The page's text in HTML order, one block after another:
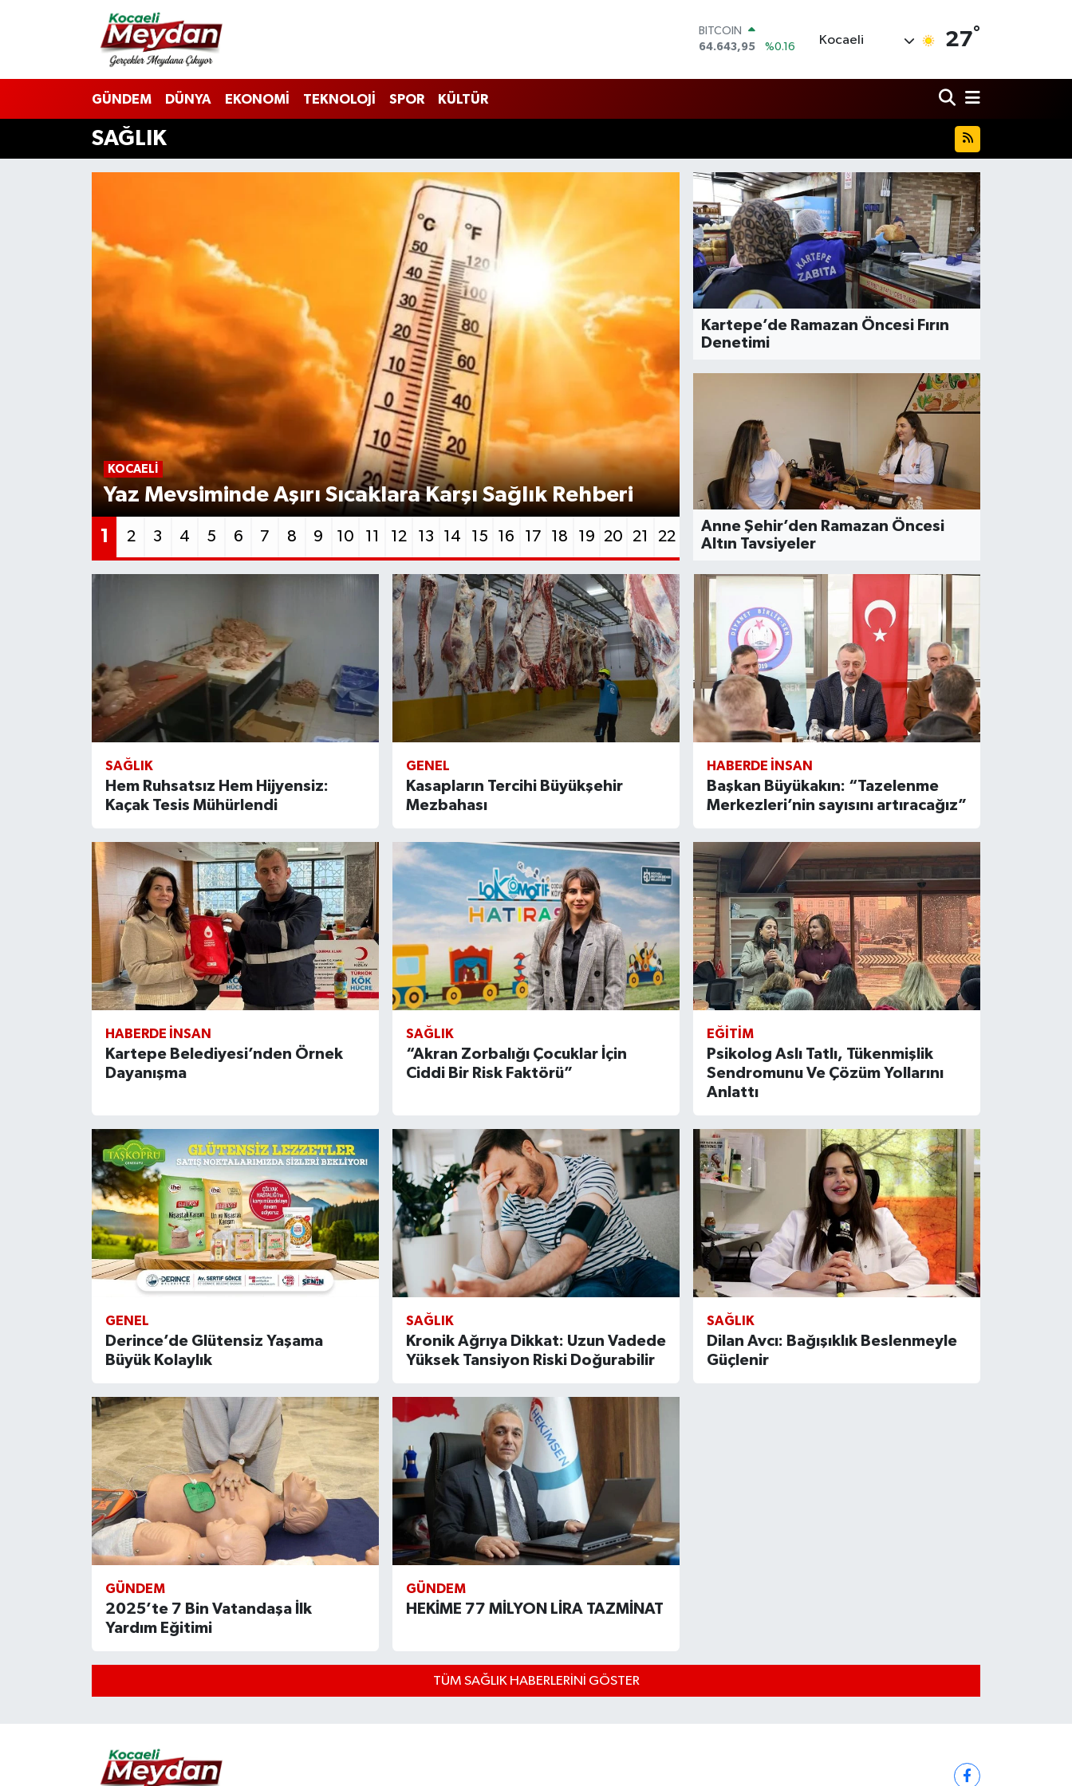
64.643,95
DOLAR
EURO
6513.94
%0.32
BİST100
13.768
%48
Kocaeli 27°
GÜNDEM DÜNYA EKONOMİ TEKNOLOJİ SPOR KÜLTÜR
SAĞLIK
KOCAELI
Yaz Mevsiminde Aşırı Sıcaklara Karşı Sağlık Rehberi
SAĞLIK
Hareket Bilinci Akademisi’nde
1 2 3 4 5 6 7 8 9 10 11 12 13 14 15 16 17 18 19 20 21 22
Kartepe’de Ramazan Öncesi Fırın
Denetimi
Anne Şehir’den Ramazan Öncesi
Altın Tavsiyeler
SAĞLIK
Hem Ruhsatsız Hem Hijyensiz:
Kaçak Tesis Mühürlendi
GENEL
Kasapların Tercihi Büyükşehir
Mezbahası
HABERDE INSAN
Başkan Büyükakın: “Tazelenme
Merkezleri’nin sayısını artıracağız”
HABERDE INSAN
Kartepe Belediyesi’nden Örnek
Dayanışma
SAĞLIK
“Akran Zorbalığı Çocuklar İçin
Ciddi Bir Risk Faktörü”
EĞİTİM
Psikolog Aslı Tatlı, Tükenmişlik
Sendromunu Ve Çözüm Yollarını
Anlattı
GENEL
Derince’de Glütensiz Yaşama
Büyük Kolaylık
SAĞLIK
Kronik Ağrıya Dikkat: Uzun Vadede
Yüksek Tansiyon Riski Doğurabilir
SAĞLIK
Dilan Avcı: Bağışıklık Beslenmeyle
Güçlenir
GÜNDEM
2025’te 7 Bin Vatandaşa İlk
Yardım Eğitimi
GÜNDEM
HEKİME 77 MİLYON LİRA TAZMİNAT
TÜM SAĞLIK HABERLERINI GÖSTER
Nöbetçi Eczaneler
Hava Durumu
Trafik Durumu
Son Dakika Haberleri